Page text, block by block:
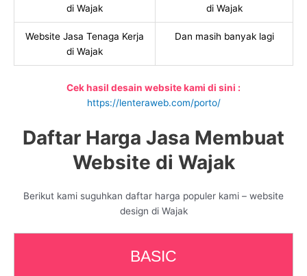
di Wajak
di Wajak
Website Jasa Tenaga Kerja
di Wajak
Dan masih banyak lagi
Cek hasil desain website kami di sini :
https://lenteraweb.com/porto/
Daftar Harga Jasa Membuat
Website di Wajak
Berikut kami suguhkan daftar harga populer kami – website
design di Wajak
BASIC